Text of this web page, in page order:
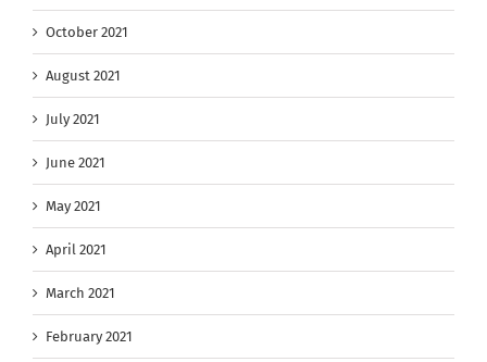
October 2021
August 2021
July 2021
June 2021
May 2021
April 2021
March 2021
February 2021